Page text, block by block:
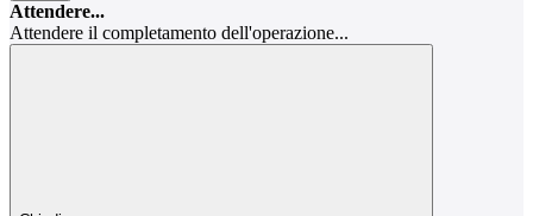
Attendere...
Attendere il completamento dell'operazione...